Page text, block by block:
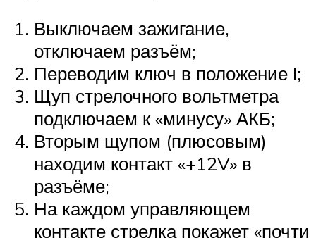
Выключаем зажигание,
отключаем разъём;
Переводим ключ в положение I;
Щуп стрелочного вольтметра
подключаем к «минусу» АКБ;
Вторым щупом (плюсовым)
находим контакт «+12V» в
разъёме;
На каждом управляющем
контакте стрелка покажет «почти